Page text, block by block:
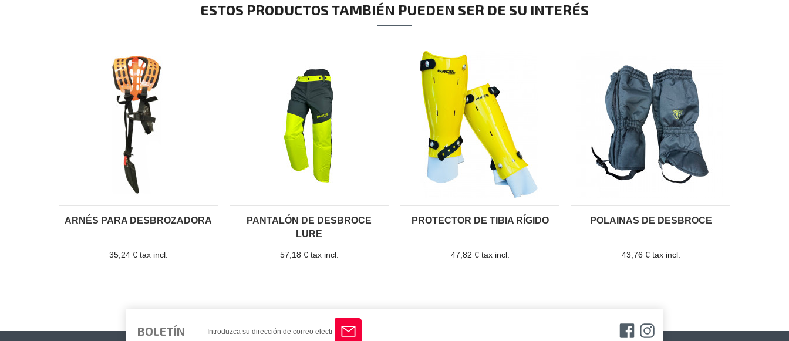
ESTOS PRODUCTOS TAMBIÉN PUEDEN SER DE SU INTERÉS
ARNÉS PARA DESBROZADORA
35,24 € tax incl.
PANTALÓN DE DESBROCE
LURE
57,18 € tax incl.
PROTECTOR DE TIBIA RÍGIDO
47,82 € tax incl.
POLAINAS DE DESBROCE
43,76 € tax incl.
BOLETÍN